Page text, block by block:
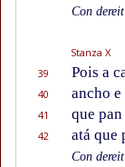
Con
Stanza X
39 Pois a
40 ancho e
41 que
42 atá que
Con